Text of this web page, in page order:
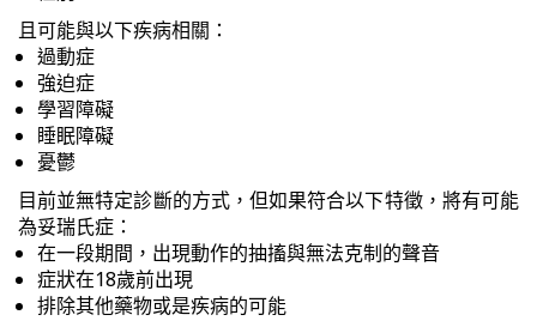
且可能與以下疾病相關：
過動症
強迫症
學習障礙
睡眠障礙
憂鬱
目前並無特定診斷的方式，但如果符合以下特徵，將有可能
為妥瑞氏症：
在一段期間，出現動作的抽搐與無法克制的聲音
症狀在18歲前出現
排除其他藥物或是疾病的可能